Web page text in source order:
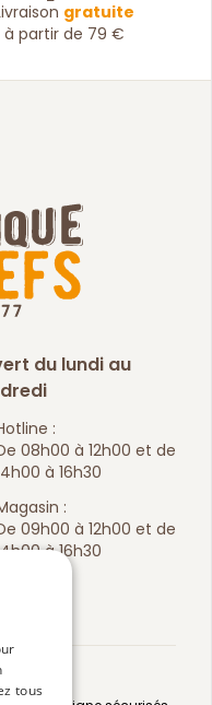
gratuite
à partir de 79 €
du lundi au
:
08h00 à 12h00 et de
à 16h30
:
09h00 à 12h00 et de
à 16h30
tous